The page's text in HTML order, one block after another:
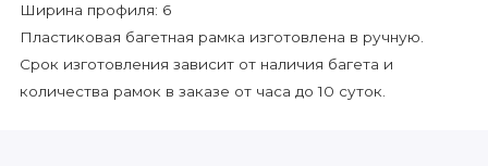
Ширина профиля: 6
Пластиковая багетная рамка изготовлена в ручную.
Срок изготовления зависит от наличия багета и
количества рамок в заказе от часа до 10 суток.